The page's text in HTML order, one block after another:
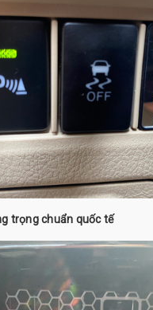
trọng chuẩn quốc tế